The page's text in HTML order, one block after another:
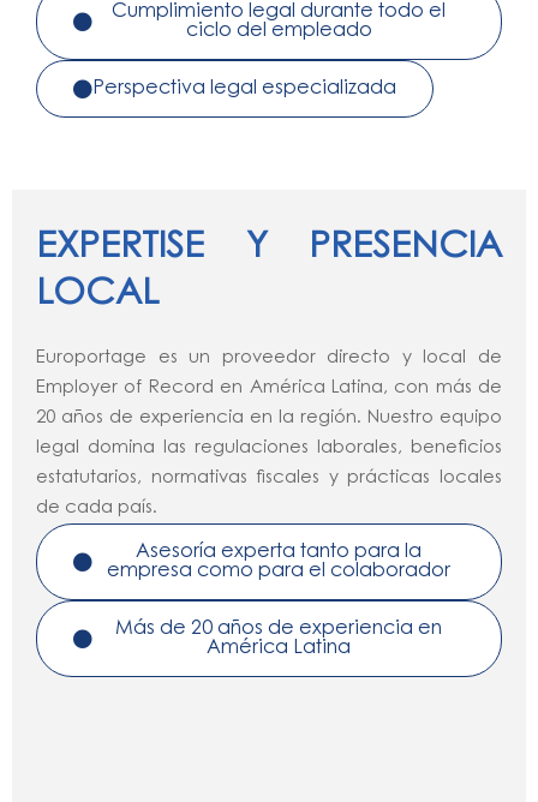
Cumplimiento legal durante todo el
ciclo del empleado
Perspectiva legal especializada
EXPERTISE Y PRESENCIA
LOCAL
Europortage es un proveedor directo y local de
Employer of Record en América Latina, con más de
20 años de experiencia en la región. Nuestro equipo
legal domina las regulaciones laborales, beneficios
estatutarios, normativas fiscales y prácticas locales
de cada país.
Asesoría experta tanto para la
empresa como para el colaborador
Más de 20 años de experiencia en
América Latina